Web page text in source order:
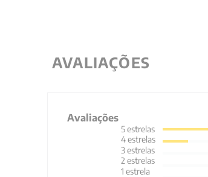
AVALIAÇÕES
Avaliações
5estrelas
4estrelas
3estrelas
2 estrelas
1 estrela